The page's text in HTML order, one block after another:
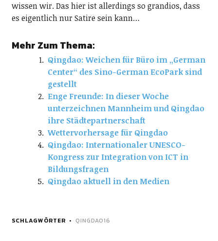
wissen wir. Das hier ist allerdings so grandios, dass
es eigentlich nur Satire sein kann…
Mehr Zum Thema:
Qingdao: Weichen für Büro im „German
Center“ des Sino-German EcoPark sind
gestellt
Enge Freunde: In dieser Woche
unterzeichnen Mannheim und Qingdao
ihre Städtepartnerschaft
Wettervorhersage für Qingdao
Qingdao: Internationaler UNESCO-
Kongress zur Integration von ICT in
Bildungsfragen
Qingdao aktuell in den Medien
SCHLAGWÖRTER QINGDAO16